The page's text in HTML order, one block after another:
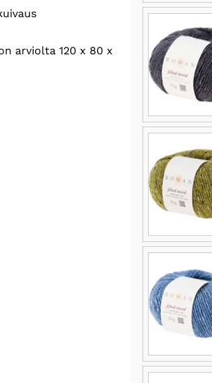
arviolta 120 x 80 x